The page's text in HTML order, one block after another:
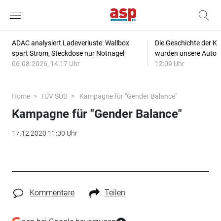
ADAC analysiert Ladeverluste: Wallbox
spart Strom, Steckdose nur Notnagel
06.08.2026, 14:17 Uhr
Die Geschichte der
wurden unsere
12:09 Uhr
Home TÜV SÜD Kampagne für "Gender Balance"
Kampagne für "Gender Balance"
17.12.2020 11:00 Uhr
Kommentare Teilen